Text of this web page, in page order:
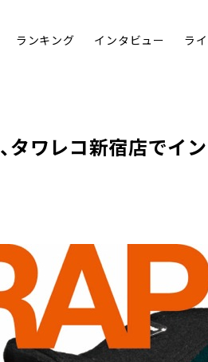
ランキング インタビュー ラ
、タワレコ新宿店でイン